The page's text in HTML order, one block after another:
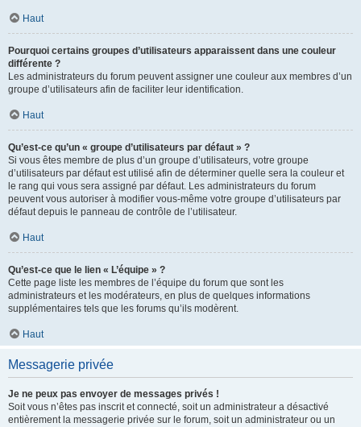
Haut
Pourquoi certains groupes d’utilisateurs apparaissent dans une couleur
différente ?
Les administrateurs du forum peuvent assigner une couleur aux membres d’un
groupe d’utilisateurs afin de faciliter leur identification.
Haut
Qu’est-ce qu’un « groupe d’utilisateurs par défaut » ?
Si vous êtes membre de plus d’un groupe d’utilisateurs, votre groupe
d’utilisateurs par défaut est utilisé afin de déterminer quelle sera la couleur et
le rang qui vous sera assigné par défaut. Les administrateurs du forum
peuvent vous autoriser à modifier vous-même votre groupe d’utilisateurs par
défaut depuis le panneau de contrôle de l’utilisateur.
Haut
Qu’est-ce que le lien « L’équipe » ?
Cette page liste les membres de l’équipe du forum que sont les
administrateurs et les modérateurs, en plus de quelques informations
supplémentaires tels que les forums qu’ils modèrent.
Haut
Messagerie privée
Je ne peux pas envoyer de messages privés !
Soit vous n’êtes pas inscrit et connecté, soit un administrateur a désactivé
entièrement la messagerie privée sur le forum, soit un administrateur ou un